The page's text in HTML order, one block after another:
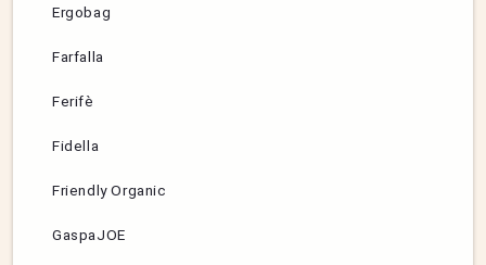
Ergobag
Farfalla
Ferifè
Fidella
Friendly Organic
GaspaJOE